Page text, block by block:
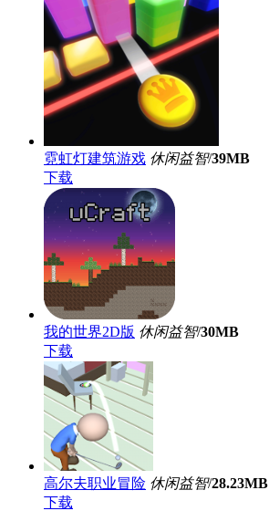
霓虹灯建筑游戏 休闲益智/39MB
下载
我的世界2D版 休闲益智/30MB
下载
高尔夫职业冒险 休闲益智/28.23MB
下载